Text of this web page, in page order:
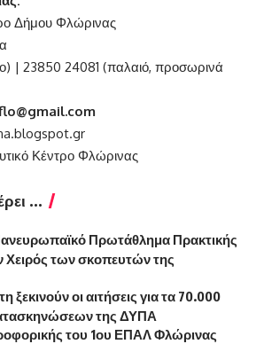
Δήμου Φλώρινας
| 23850 24081 (παλαιό, προσωρινά
Κέντρο Φλώρινας
...
Πρωτάθλημα Πρακτικής
των σκοπευτών της
ξεκινούν οι αιτήσεις για τα 70.000
της ΔΥΠΑ
του 1ου ΕΠΑΛ Φλώρινας